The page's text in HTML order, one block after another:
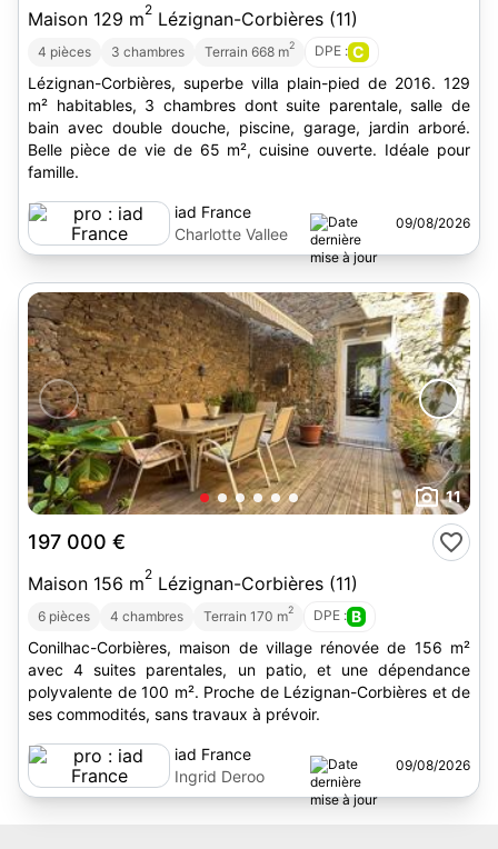
Maison 129 m2 Lézignan-Corbières (11)
4 pièces 3 chambres Terrain 668 m2 DPE : C
Lézignan-Corbières, superbe villa plain-pied de 2016. 129
m² habitables, 3 chambres dont suite parentale, salle de
bain avec double douche, piscine, garage, jardin arboré.
Belle pièce de vie de 65 m², cuisine ouverte. Idéale pour
famille.
iad France
Charlotte Vallee
09/08/2026
11
197 000 €
Maison 156 m2 Lézignan-Corbières (11)
6 pièces 4 chambres Terrain 170 m2 DPE : B
Conilhac-Corbières, maison de village rénovée de 156 m²
avec 4 suites parentales, un patio, et une dépendance
polyvalente de 100 m². Proche de Lézignan-Corbières et de
ses commodités, sans travaux à prévoir.
iad France
Ingrid Deroo
09/08/2026